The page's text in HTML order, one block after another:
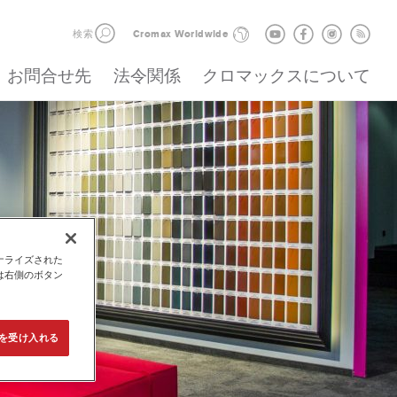
検索 Cromax Worldwide
お問合せ先 法令関係 クロマックスについて
ライズされた
右側のボタン
受け入れる